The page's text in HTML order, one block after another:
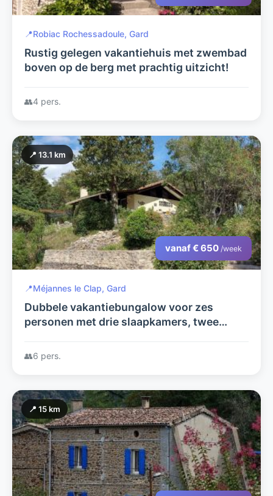
📍Robiac Rochessadoule, Gard
Rustig gelegen vakantiehuis met zwembad
boven op de berg met prachtig uitzicht!
👥4 pers.
📍 13.1 km
vanaf € 650 /week
📍Méjannes le Clap, Gard
Dubbele vakantiebungalow voor zes
personen met drie slaapkamers, twee
de terrassen op de Ardèche.
👥6 pers.
📍 15 km